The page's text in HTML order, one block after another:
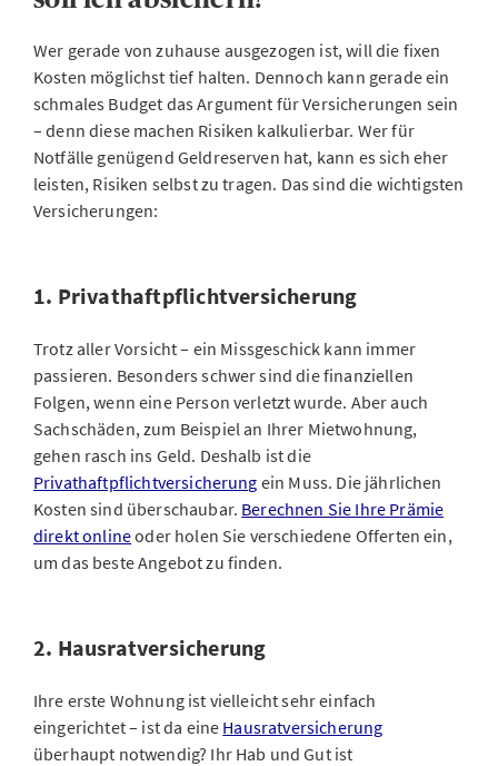
Wer gerade von zuhause ausgezogen ist, will die fixen
Kosten möglichst tief halten. Dennoch kann gerade ein
schmales Budget das Argument für Versicherungen sein
– denn diese machen Risiken kalkulierbar. Wer für
Notfälle genügend Geldreserven hat, kann es sich eher
leisten, Risiken selbst zu tragen. Das sind die wichtigsten
Versicherungen:
1. Privathaftpflichtversicherung
Trotz aller Vorsicht – ein Missgeschick kann immer
passieren. Besonders schwer sind die finanziellen
Folgen, wenn eine Person verletzt wurde. Aber auch
Sachschäden, zum Beispiel an Ihrer Mietwohnung,
gehen rasch ins Geld. Deshalb ist die
Privathaftpflichtversicherung ein Muss. Die jährlichen
Kosten sind überschaubar. Berechnen Sie Ihre Prämie
direkt onlineoder holen Sie verschiedene Offerten ein,
um das beste Angebot zu finden.
2. Hausratversicherung
Ihre erste Wohnung ist vielleicht sehr einfach
eingerichtet – ist da eine Hausratversicherung
überhaupt notwendig? Ihr Hab und Gut ist